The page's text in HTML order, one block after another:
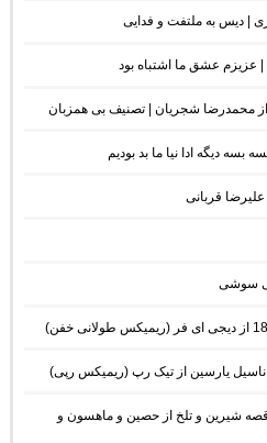
| دیس به ملتفت و فدایی
عزیزم عشق ما اشتباه بود
محمدرضا شجریان | تصنیف بی همزبان
بسه دیگه ادا نیا ما بد بودیم
علیرضا قربانی
یارسین از تیک رپ (ریمیکس رپی)
قصه شیرین و تلخ از حصین و ماهسون و